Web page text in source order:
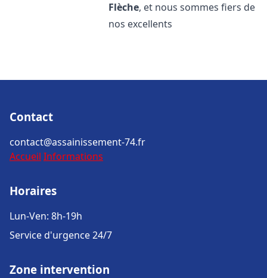
Flèche, et nous sommes fiers de
nos excellents
Contact
contact@assainissement-74.fr
Accueil Informations
Horaires
Lun-Ven: 8h-19h
Service d'urgence 24/7
Zone intervention